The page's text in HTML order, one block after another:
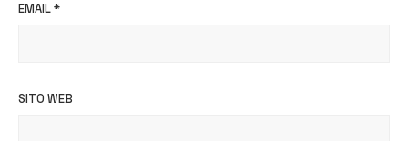
EMAIL*
SITO WEB